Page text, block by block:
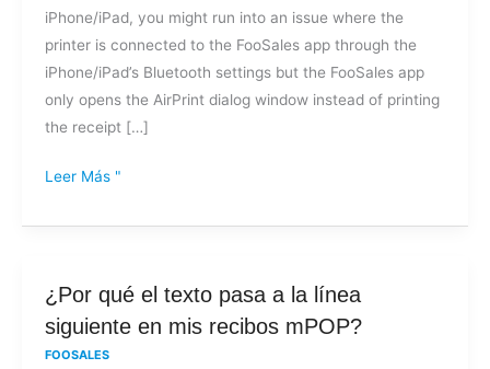
iPhone/iPad, you might run into an issue where the
printer is connected to the FooSales app through the
iPhone/iPad’s Bluetooth settings but the FooSales app
only opens the AirPrint dialog window instead of printing
the receipt […]
en
mi
impresora
térmica
Bluetooth?
Leer Más "
¿Por qué el texto pasa a la línea
siguiente en mis recibos mPOP?
FOOSALES
¿Por
qué